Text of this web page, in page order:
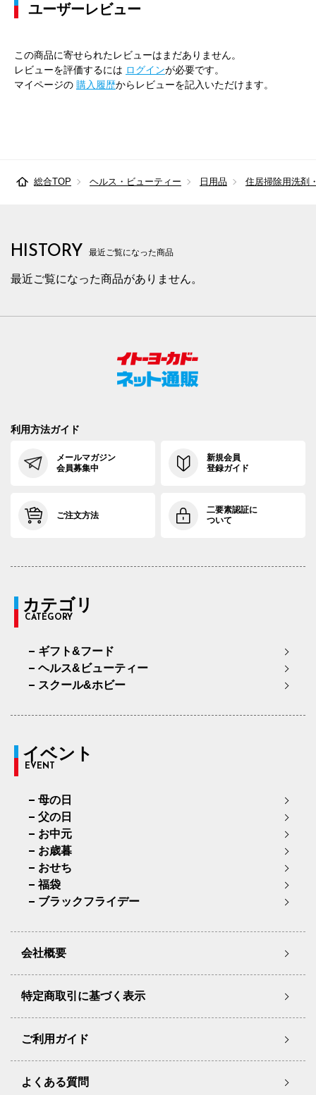
ユーザーレビュー
この商品に寄せられたレビューはまだありません。
レビューを評価するには ログインが必要です。
マイページの 購入履歴からレビューを記入いただけます。
総合TOP ヘルス・ビューティー 日用品 住居掃除用洗剤
HISTORY 最近ご覧になった商品
最近ご覧になった商品がありません。
利用方法ガイド
メールマガジン
会員募集中
新規会員
登録ガイド
ご注文方法
二要素認証に
ついて
カテゴリ
CATEGORY
ギフト&フード
ヘルス&ビューティー
スクール&ホビー
イベント
EVENT
母の日
父の日
お中元
お歳暮
おせち
福袋
ブラックフライデー
会社概要
特定商取引に基づく表示
ご利用ガイド
よくある質問